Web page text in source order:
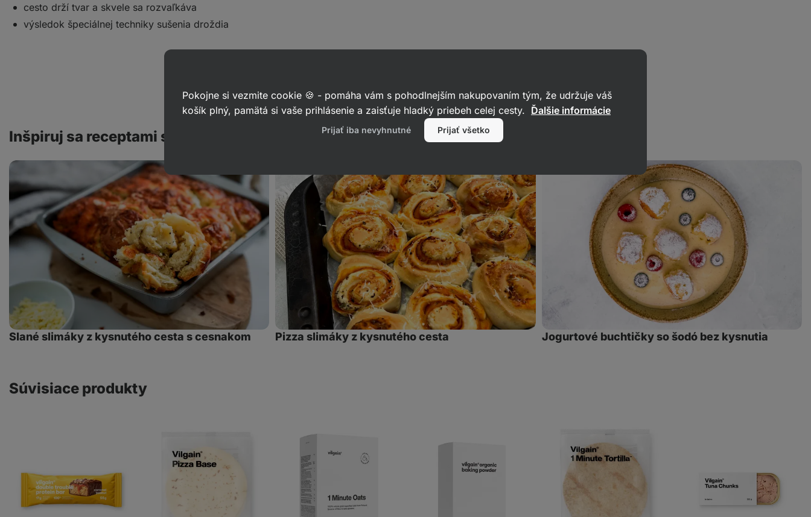
cesto drží tvar a skvele sa rozvaľkáva
výsledok špeciálnej techniky sušenia droždia
Inšpiruj sa receptami s týmto produktom
Slané
z
kysnutého
cesta
cesnakom
Slané slimáky z kysnutého cesta s cesnakom
kysnutého
cesta
Pizza slimáky z kysnutého cesta Jogurtové buchtičky so šodó bez kysnutia
Súvisiace produkty
Pokojne si vezmite cookie 🍪 - pomáha vám s pohodlnejším nakupovaním tým, že udržuje váš
košík plný, pamätá si vaše prihlásenie a zaisťuje hladký priebeh celej cesty. Ďalšie informácie
Prijať iba nevyhnutné Prijať všetko